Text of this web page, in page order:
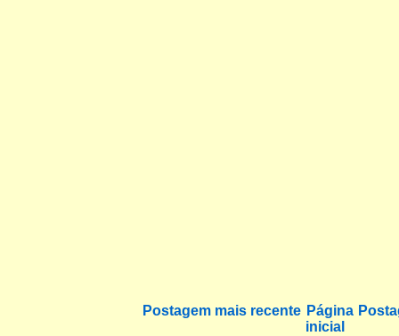
Postagem mais recente Página
inicial